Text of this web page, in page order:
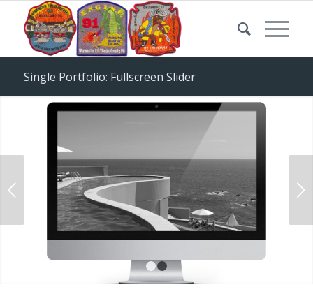
Single Portfolio: Fullscreen Slider
Next